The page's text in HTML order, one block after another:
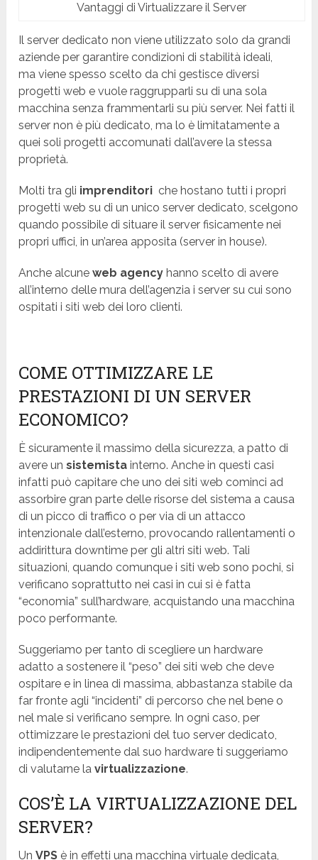
Vantaggi di Virtualizzare il Server
Il server dedicato non viene utilizzato solo da grandi
aziende per garantire condizioni di stabilità ideali,
ma viene spesso scelto da chi gestisce diversi
progetti web e vuole raggrupparli su di una sola
macchina senza frammentarli su più server. Nei fatti il
server non è più dedicato, ma lo è limitatamente a
quei soli progetti accomunati dall’avere la stessa
proprietà.
Molti tra gli imprenditori che hostano tutti i propri
progetti web su di un unico server dedicato, scelgono
quando possibile di situare il server fisicamente nei
propri uffici, in un’area apposita (server in house).
Anche alcuneweb agency hanno scelto di avere
all’interno delle mura dell’agenzia i server su cui sono
ospitati i siti web dei loro clienti.
COME OTTIMIZZARE LE
PRESTAZIONI DI UN SERVER
ECONOMICO?
È sicuramente il massimo della sicurezza, a patto di
avere unsistemista interno. Anche in questi casi
infatti può capitare che uno dei siti web cominci ad
assorbire gran parte delle risorse del sistema a causa
di un picco di traffico o per via di un attacco
intenzionale dall’esterno, provocando rallentamenti o
addirittura downtime per gli altri siti web. Tali
situazioni, quando comunque i siti web sono pochi, si
verificano soprattutto nei casi in cui si è fatta
“economia” sull’hardware, acquistando una macchina
poco performante.
Suggeriamo per tanto di scegliere un hardware
adatto a sostenere il “peso” dei siti web che deve
ospitare e in linea di massima, abbastanza stabile da
far fronte agli “incidenti” di percorso che nel bene o
nel male si verificano sempre. In ogni caso, per
ottimizzare le prestazioni del tuo server dedicato,
indipendentemente dal suo hardware ti suggeriamo
di valutarne lavirtualizzazione.
COS’È LA VIRTUALIZZAZIONE DEL
SERVER?
UnVPS è in effetti una macchina virtuale dedicata,